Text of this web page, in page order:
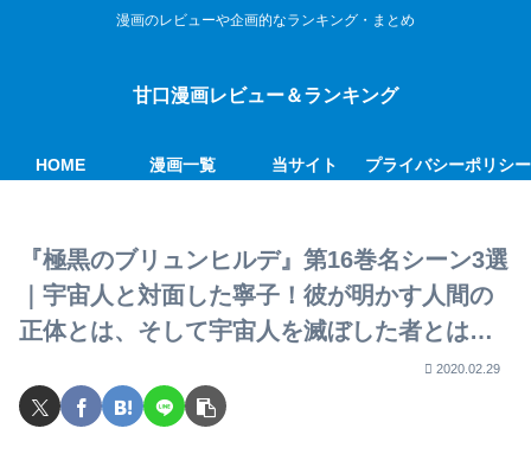
漫画のレビューや企画的なランキング・まとめ
甘口漫画レビュー＆ランキング
HOME 漫画一覧 当サイト プライバシーポリシー
『極黒のブリュンヒルデ』第16巻名シーン3選
｜宇宙人と対面した寧子！彼が明かす人間の
正体とは、そして宇宙人を滅ぼした者とは…
2020.02.29